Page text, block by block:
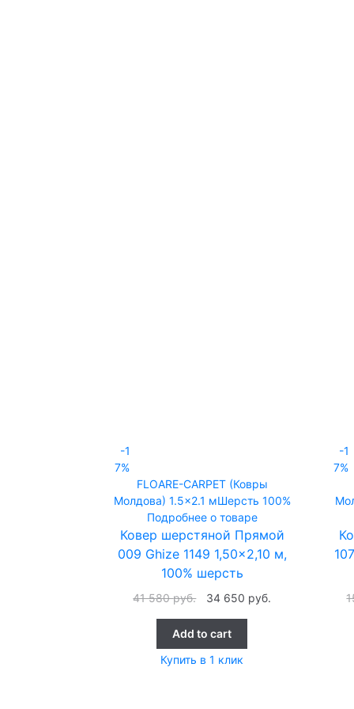
-1
7%
FLOARE-CARPET (Ковры
Молдова) 1.5x2.1 мШерсть 100%
Подробнее о товаре
Ковер шерстяной Прямой
009 Ghize 1149 1,50×2,10 м,
100% шерсть
41 580руб. 34 650 руб.
Add to cart
Купить в 1 клик
-1
7%